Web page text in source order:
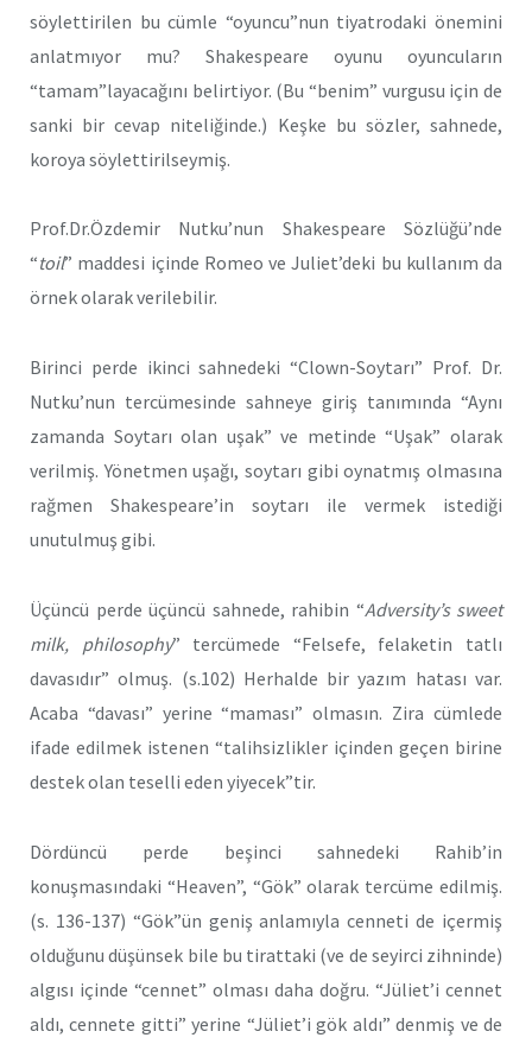
söylettirilen bu cümle “oyuncu”nun tiyatrodaki önemini
anlatmıyor mu? Shakespeare oyunu oyuncuların
“tamam”layacağını belirtiyor. (Bu “benim” vurgusu için de
sanki bir cevap niteliğinde.) Keşke bu sözler, sahnede,
koroya söylettirilseymiş.
Prof.Dr.Özdemir Nutku’nun Shakespeare Sözlüğü’nde
“toil” maddesi içinde Romeo ve Juliet’deki bu kullanım da
örnek olarak verilebilir.
Birinci perde ikinci sahnedeki “Clown-Soytarı” Prof. Dr.
Nutku’nun tercümesinde sahneye giriş tanımında “Aynı
zamanda Soytarı olan uşak” ve metinde “Uşak” olarak
verilmiş. Yönetmen uşağı, soytarı gibi oynatmış olmasına
rağmen Shakespeare’in soytarı ile vermek istediği
unutulmuş gibi.
Üçüncü perde üçüncü sahnede, rahibin “Adversity’s sweet
milk, philosophy” tercümede “Felsefe, felaketin tatlı
davasıdır” olmuş. (s.102) Herhalde bir yazım hatası var.
Acaba “davası” yerine “maması” olmasın. Zira cümlede
ifade edilmek istenen “talihsizlikler içinden geçen birine
destek olan teselli eden yiyecek”tir.
Dördüncü perde beşinci sahnedeki Rahib’in
konuşmasındaki “Heaven”, “Gök” olarak tercüme edilmiş.
(s. 136-137) “Gök”ün geniş anlamıyla cenneti de içermiş
olduğunu düşünsek bile bu tirattaki (ve de seyirci zihninde)
algısı içinde “cennet” olması daha doğru. “Jüliet’i cennet
aldı, cennete gitti” yerine “Jüliet’i gök aldı” denmiş ve de